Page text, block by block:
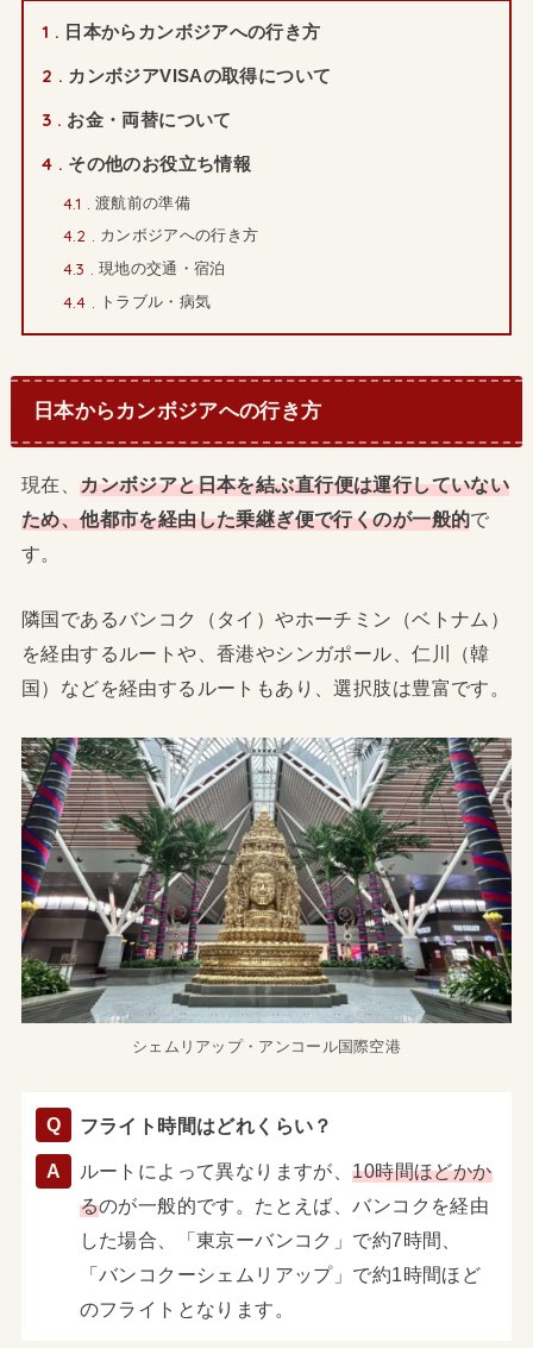
1 日本からカンボジアへの行き方
2 カンボジアVISAの取得について
3 お金・両替について
4 その他のお役立ち情報
4.1 渡航前の準備
4.2 カンボジアへの行き方
4.3 現地の交通・宿泊
4.4 トラブル・病気
日本からカンボジアへの行き方
現在、カンボジアと日本を結ぶ直行便は運行していない
ため、他都市を経由した乗継ぎ便で行くのが一般的で
す。
隣国であるバンコク（タイ）やホーチミン（ベトナム）
を経由するルートや、香港やシンガポール、仁川（韓
国）などを経由するルートもあり、選択肢は豊富です。
シェムリアップ・アンコール国際空港
フライト時間はどれくらい？
ルートによって異なりますが、10時間ほどかか
るのが一般的です。たとえば、バンコクを経由
した場合、「東京ーバンコク」で約7時間、
「バンコクーシェムリアップ」で約1時間ほど
のフライトとなります。